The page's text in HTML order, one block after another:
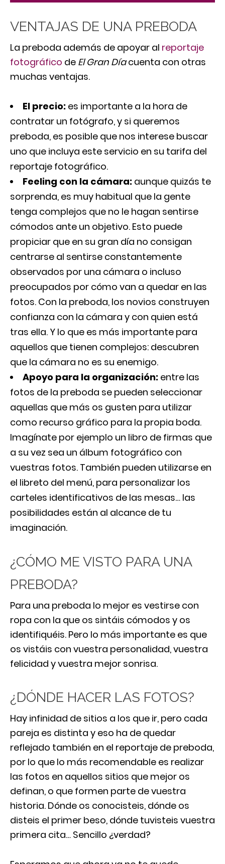
VENTAJAS DE UNA PREBODA
La preboda además de apoyar al reportaje
fotográfico de El Gran Díacuenta con otras
muchas ventajas.
El precio: es importante a la hora de
contratar un fotógrafo, y si queremos
preboda, es posible que nos interese buscar
uno que incluya este servicio en su tarifa del
reportaje fotográfico.
Feeling con la cámara: aunque quizás te
sorprenda, es muy habitual que la gente
tenga complejos que no le hagan sentirse
cómodos ante un objetivo. Esto puede
propiciar que en su gran día no consigan
centrarse al sentirse constantemente
observados por una cámara o incluso
preocupados por cómo van a quedar en las
fotos. Con la preboda, los novios construyen
confianza con la cámara y con quien está
tras ella. Y lo que es más importante para
aquellos que tienen complejos: descubren
que la cámara no es su enemigo.
Apoyo para la organización: entre las
fotos de la preboda se pueden seleccionar
aquellas que más os gusten para utilizar
como recurso gráfico para la propia boda.
Imagínate por ejemplo un libro de firmas que
a su vez sea un álbum fotográfico con
vuestras fotos. También pueden utilizarse en
el libreto del menú, para personalizar los
carteles identificativos de las mesas… las
posibilidades están al alcance de tu
imaginación.
¿CÓMO ME VISTO PARA UNA
PREBODA?
Para una preboda lo mejor es vestirse con
ropa con la que os sintáis cómodos y os
identifiquéis. Pero lo más importante es que
os vistáis con vuestra personalidad, vuestra
felicidad y vuestra mejor sonrisa.
¿DÓNDE HACER LAS FOTOS?
Hay infinidad de sitios a los que ir, pero cada
pareja es distinta y eso ha de quedar
reflejado también en el reportaje de preboda,
por lo que lo más recomendable es realizar
las fotos en aquellos sitios que mejor os
definan, o que formen parte de vuestra
historia. Dónde os conocisteis, dónde os
disteis el primer beso, dónde tuvisteis vuestra
primera cita… Sencillo ¿verdad?